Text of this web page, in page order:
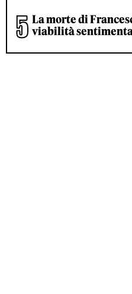
La morte di
viabilità